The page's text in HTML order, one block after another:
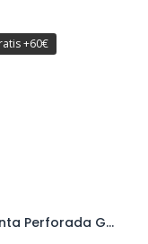
+60€
Añadir al carrito Rollo Cinta Perforada Galvanizada 0,8 mm 10 mt Ref. 18006601